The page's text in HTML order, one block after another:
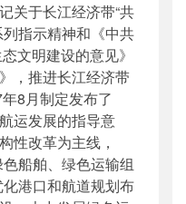
关于长江经济带“共
指示精神和《中共
文明建设的意见》
，推进长江经济带
8月制定发布了
运发展的指导意
性改革为主线，
船舶、绿色运输组
港口和航道规划布